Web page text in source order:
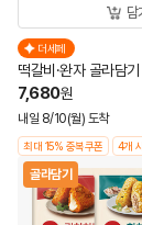
담
더세페
떡갈비·완자 골라담기
7,680원
내일 8/10(월) 도착
최대 15% 중복쿠폰 4개
골라담기